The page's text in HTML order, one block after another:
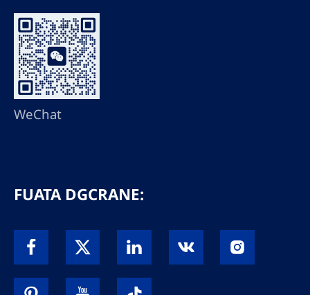
WeChat
FUATA DGCRANE: